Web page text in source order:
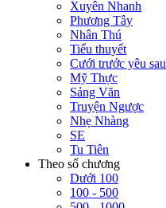
Xuyên Nhanh
Phương Tây
Nhân Thú
Tiểu thuyết
Cưới trước yêu sau
Mỹ Thực
Sảng Văn
Truyện Ngược
Nhẹ Nhàng
SE
Tu Tiên
Theo số chương
Dưới 100
100 - 500